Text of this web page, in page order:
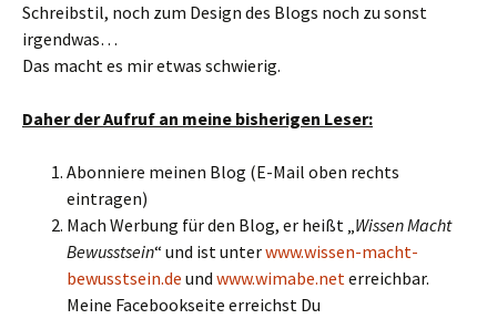
Schreibstil, noch zum Design des Blogs noch zu sonst
irgendwas…
Das macht es mir etwas schwierig.
Daher der Aufruf an meine bisherigen Leser:
Abonniere meinen Blog (E-Mail oben rechts
eintragen)
Mach Werbung für den Blog, er heißt „Wissen Macht
Bewusstsein“ und ist unterwww.wissen-macht-
bewusstsein.de und www.wimabe.neterreichbar.
Meine Facebookseite erreichst Du